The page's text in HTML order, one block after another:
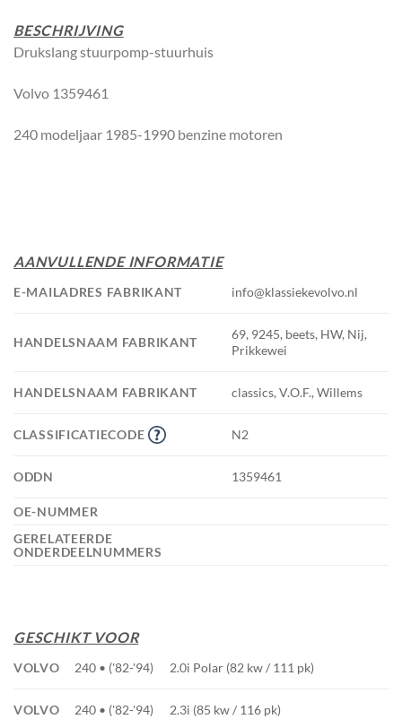
BESCHRIJVING
Drukslang stuurpomp-stuurhuis
Volvo 1359461
240 modeljaar 1985-1990 benzine motoren
AANVULLENDE INFORMATIE
E-MAILADRES FABRIKANT info@klassiekevolvo.nl
HANDELSNAAM FABRIKANT
69, 9245, beets, HW, Nij,
Prikkewei
HANDELSNAAM FABRIKANT classics, V.O.F., Willems
CLASSIFICATIECODE N2
ODDN 1359461
OE-NUMMER
GERELATEERDE
ONDERDEELNUMMERS
GESCHIKT VOOR
VOLVO 240 • ('82-'94) 2.0i Polar (82 kw / 111 pk)
VOLVO 240 • ('82-'94) 2.3i (85 kw / 116 pk)